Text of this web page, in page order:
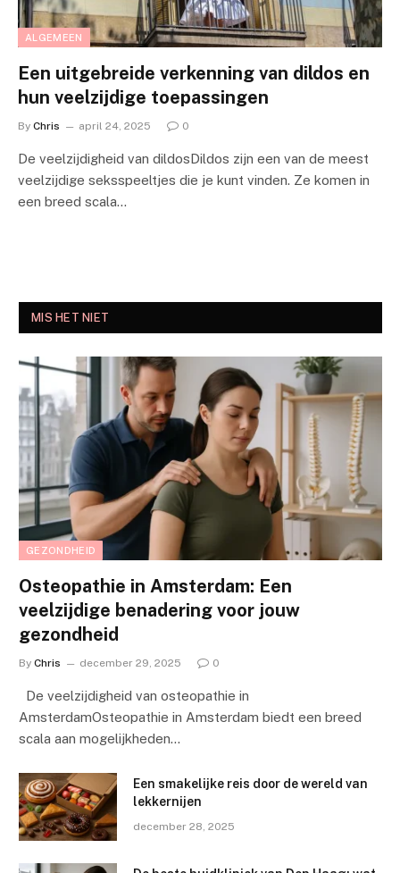
ALGEMEEN
Een uitgebreide verkenning van dildos en
hun veelzijdige toepassingen
By Chris april 24, 2025 0
De veelzijdigheid van dildosDildos zijn een van de meest
veelzijdige seksspeeltjes die je kunt vinden. Ze komen in
een breed scala…
MIS HET NIET
GEZONDHEID
Osteopathie in Amsterdam: Een
veelzijdige benadering voor jouw
gezondheid
By Chris december 29, 2025 0
De veelzijdigheid van osteopathie in
AmsterdamOsteopathie in Amsterdam biedt een breed
scala aan mogelijkheden…
Een smakelijke reis door de wereld van
lekkernijen
december 28, 2025